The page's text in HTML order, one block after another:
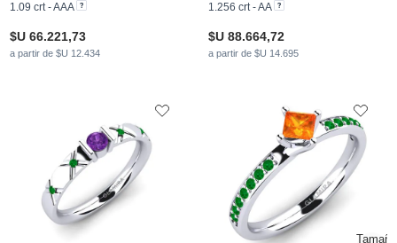
1.09 crt - AAA
$U 66.221,73
a partir de $U 12.434
1.256 crt - AA
$U 88.664,72
a partir de $U 14.695